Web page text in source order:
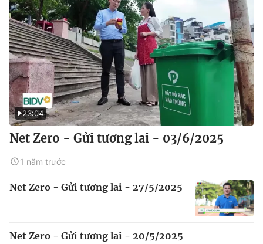
23:04
Net Zero - Gửi tương lai - 03/6/2025
1 năm trước
Net Zero - Gửi tương lai - 27/5/2025
Net Zero - Gửi tương lai - 20/5/2025